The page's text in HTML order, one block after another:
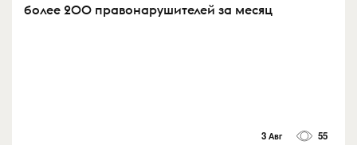
более 200 правонарушителей за месяц
3 Авг 55